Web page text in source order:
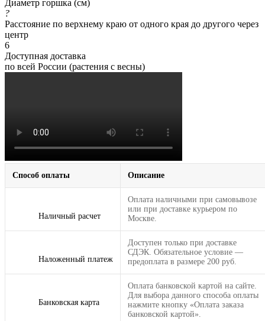
Диаметр горшка (см)
?
Расстояние по верхнему краю от одного края до другого через
центр
6
Доступная доставка
по всей России (растения с весны)
Способ оплаты Описание
Наличный расчет
Оплата наличными при самовывозе
или при доставке курьером по
Москве.
Наложенный платеж
Доступен только при доставке
СДЭК. Обязательное условие —
предоплата в размере 200 руб.
Банковская карта
Оплата банковской картой на сайте.
Для выбора данного способа оплаты
нажмите кнопку «Оплата заказа
банковской картой».